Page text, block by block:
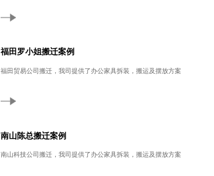
福田罗小姐搬迁案例
福田贸易公司搬迁，我司提供了办公家具拆装，搬运及摆放方案
南山陈总搬迁案例
南山科技公司搬迁，我司提供了办公家具拆装，搬运及摆放方案